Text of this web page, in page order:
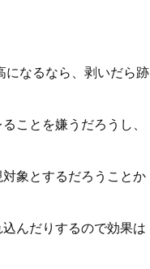
なるなら、剥いだら跡
ことを嫌うだろうし、
象とするだろうことか
んだりするので効果は